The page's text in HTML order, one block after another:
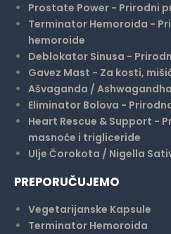
Prostate Power - Prirodni
Terminator Hemoroida -
hemoroide
Deblokator Sinusa -
Gavez Mast - Za kosti,
Ašvaganda /
Eliminator Bolova -
Heart Rescue & Support -
masnoće i trigliceride
Ulje Čorokota / Nigella
PREPORUČUJEMO
Vegetarijanske Kapsule
Terminator Hemoroida